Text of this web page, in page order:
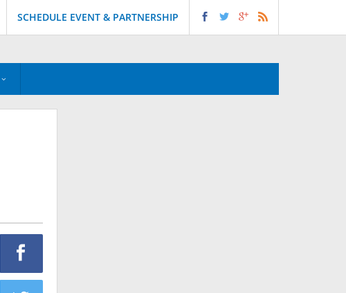
SCHEDULE EVENT & PARTNERSHIP